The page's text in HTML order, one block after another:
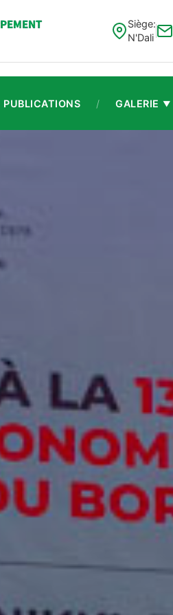
Siège:
N'Dali
PUBLICATIONS / GALERIE